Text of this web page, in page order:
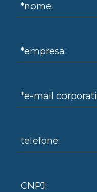
*nome:
*empresa:
*e-mail
telefone:
CNPJ: